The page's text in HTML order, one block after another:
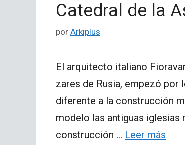
Catedral de la
por Arkiplus
El arquitecto italiano
zares de Rusia, empezó por
diferente a la construcción
modelo las antiguas iglesias
construcción … Leer más